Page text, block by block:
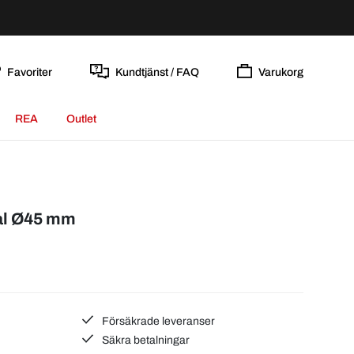
Favoriter Kundtjänst / FAQ Varukorg
REA Outlet
Ø45 mm
Försäkrade leveranser
Säkra betalningar